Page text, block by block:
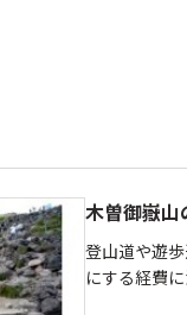
木曽御嶽山
登山道や遊
にする経費に